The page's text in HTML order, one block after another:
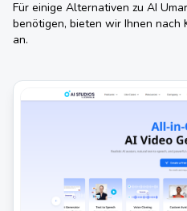
Für einige Alternativen zu AI
benötigen, bieten wir Ihnen nach
an.